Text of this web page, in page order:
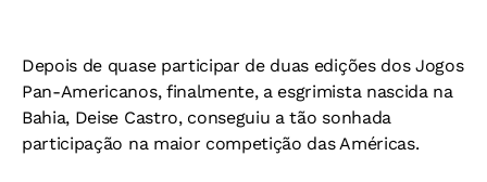
Depois de quase participar de duas edições dos Jogos
Pan-Americanos, finalmente, a esgrimista nascida na
Bahia, Deise Castro, conseguiu a tão sonhada
participação na maior competição das Américas.